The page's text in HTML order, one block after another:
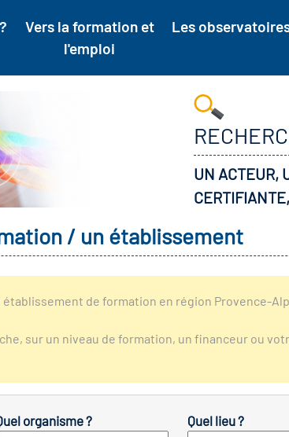
Vers la formation et
l'emploi
Les
UN ACTEUR,
/ un établissement
de formation en région Provence-
sur un niveau de formation, un financeur ou
organisme ? Quel lieu ?